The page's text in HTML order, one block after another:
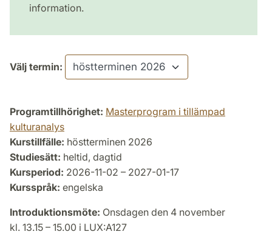
information.
Välj termin:
Programtillhörighet: Masterprogram i tillämpad
kulturanalys
Kurstillfälle: höstterminen 2026
Studiesätt: heltid, dagtid
Kursperiod: 2026-11-02 – 2027-01-17
Kursspråk: engelska
Introduktionsmöte: Onsdagen den 4 november
kl. 13.15 – 15.00 i LUX:A127